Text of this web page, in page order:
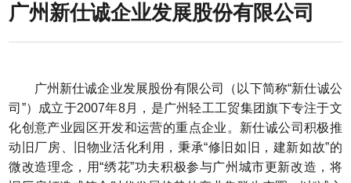
广州新仕诚企业发展股份有限公司
广州新仕诚企业发展股份有限公司（以下简称“新仕诚公
司”）成立于2007年8月，是广州轻工工贸集团旗下专注于文
化创意产业园区开发和运营的重点企业。新仕诚公司积极推
动旧厂房、旧物业活化利用，秉承“修旧如旧，建新如故”的
微改造理念，用“绣花”功夫积极参与广州城市更新改造，将